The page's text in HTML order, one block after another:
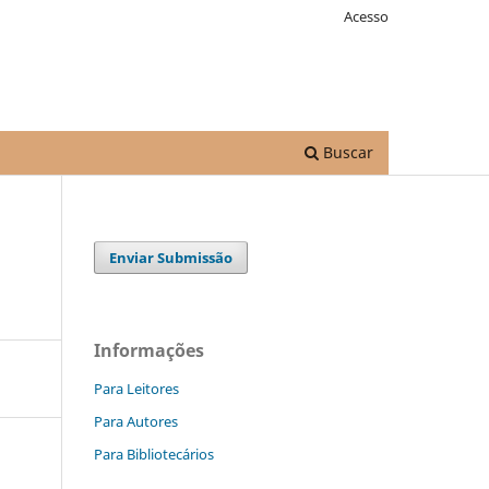
Buscar
Acesso
Enviar Submissão
Informações
Para Leitores
Para Autores
Para Bibliotecários